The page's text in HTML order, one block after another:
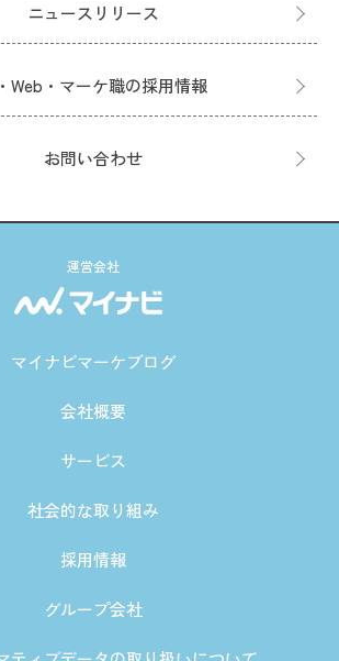
ニュースリリース
Web・マーケ職の採用情報
お問い合わせ
運営会社
マイナビマーケブログ
会社概要
サービス
社会的な取り組み
採用情報
グループ会社